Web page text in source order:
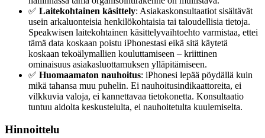
✅ Laitekohtainen käsittely: Asiakaskonsultaatiot sisältävät
usein arkaluonteisia henkilökohtaisia tai taloudellisia tietoja.
Speakwisen laitekohtainen käsittelyvaihtoehto varmistaa, ettei
tämä data koskaan poistu iPhonestasi eikä sitä käytetä
koskaan tekoälymallien kouluttamiseen – kriittinen
ominaisuus asiakasluottamuksen ylläpitämiseen.
✅ Huomaamaton nauhoitus: iPhonesi lepää pöydällä kuin
mikä tahansa muu puhelin. Ei nauhoitusindikaattoreita, ei
vilkkuvia valoja, ei kannettavaa tietokonetta. Konsultaatio
tuntuu aidolta keskustelulta, ei nauhoitetulta kuulemiselta.
Hinnoittelu